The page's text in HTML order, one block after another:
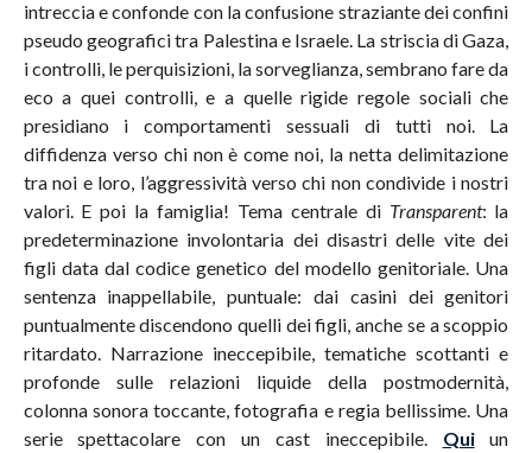
intreccia e confonde con la confusione straziante dei confini
pseudo geografici tra Palestina e Israele. La striscia di Gaza,
i controlli, le perquisizioni, la sorveglianza, sembrano fare da
eco a quei controlli, e a quelle rigide regole sociali che
presidiano i comportamenti sessuali di tutti noi. La
diffidenza verso chi non è come noi, la netta delimitazione
tra noi e loro, l’aggressività verso chi non condivide i nostri
valori. E poi la famiglia! Tema centrale di Transparent: la
predeterminazione involontaria dei disastri delle vite dei
figli data dal codice genetico del modello genitoriale. Una
sentenza inappellabile, puntuale: dai casini dei genitori
puntualmente discendono quelli dei figli, anche se a scoppio
ritardato. Narrazione ineccepibile, tematiche scottanti e
profonde sulle relazioni liquide della postmodernità,
colonna sonora toccante, fotografia e regia bellissime. Una
serie spettacolare con un cast ineccepibile. Quiun